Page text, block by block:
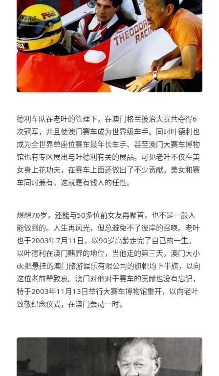
德利车队在老叶的管理下，在澳门格兰披治大赛共夺得6
次冠军，并且使澳门赛车成为世界级车手。同时叶德利也
成为全世界单座位赛车最年长车手、甚至澳门大赛车博物
馆也有专区展出与叶德利有关的展品。可见老叶不仅在美
女身上花功夫，在赛车上面还做出了不少贡献。美女和赛
车同时兼有，这就是有钱人的任性。
想想70岁，还能与50多位前女友再聚首，也不是一般人
能做到的。人生再风光，但总避免不了彼岸的召唤。老叶
也于2003年7月11日，以90岁高龄走完了自己的一生。
以叶德利在澳门赌界的地位，当他走的第三天，澳门大小
dc把悬挂的澳门旅游娱乐有限公司的旗帜均下半旗，以向
这位老前辈致哀。澳门对他对于赛车的贡献也没有忘记，
特于2003年11月13日举行大赛车博物馆重开，以向老叶
致敬纪念仪式，在澳门轰动一时。